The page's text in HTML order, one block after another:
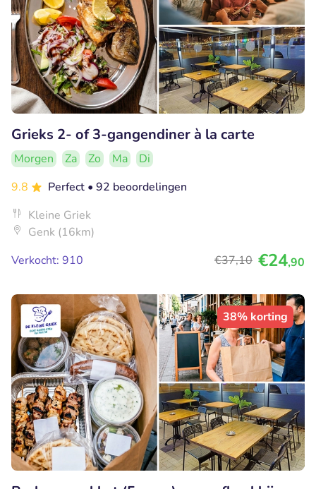
Grieks 2- of 3-gangendiner à la carte
Morgen Za Zo Ma
Di
9.8
Perfect • 92 beoordelingen
Kleine Griek
Genk (16km)
Verkocht: 910
€37,10 €24,90
38% korting